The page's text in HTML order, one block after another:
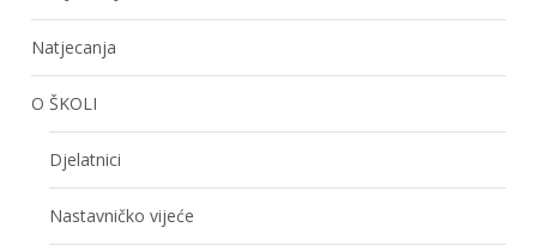
Natjecanja
O ŠKOLI
Djelatnici
Nastavničko vijeće